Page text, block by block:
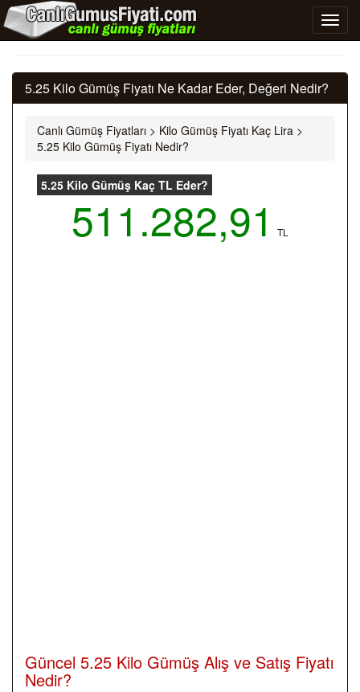
5.25 Kilo Gümüş Fiyatı Ne Kadar Eder, Değeri Nedir?
Canlı Gümüş Fiyatları > Kilo Gümüş Fiyatı Kaç Lira >
5.25 Kilo Gümüş Fiyatı Nedir?
5.25 Kilo Gümüş Kaç TL Eder?
511.282,91 TL
Güncel 5.25 Kilo Gümüş Alış ve Satış Fiyatı
Nedir?